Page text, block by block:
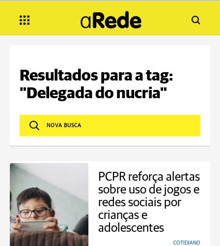
Resultados para a tag:
"Delegada do nucria"
PCPR reforça alertas
sobre uso de jogos e
redes sociais por
crianças e
adolescentes
COTIDIANO